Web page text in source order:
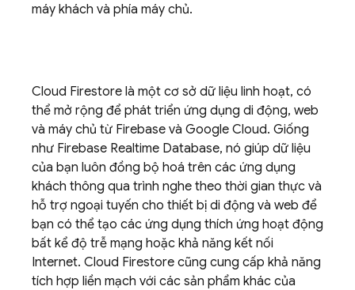
máy khách và phía máy chủ.
Cloud Firestore là một cơ sở dữ liệu linh hoạt, có
thể mở rộng để phát triển ứng dụng di động, web
và máy chủ từ Firebase và Google Cloud. Giống
như Firebase Realtime Database, nó giúp dữ liệu
của bạn luôn đồng bộ hoá trên các ứng dụng
khách thông qua trình nghe theo thời gian thực và
hỗ trợ ngoại tuyến cho thiết bị di động và web để
bạn có thể tạo các ứng dụng thích ứng hoạt động
bất kể độ trễ mạng hoặc khả năng kết nối
Internet. Cloud Firestore cũng cung cấp khả năng
tích hợp liền mạch với các sản phẩm khác của